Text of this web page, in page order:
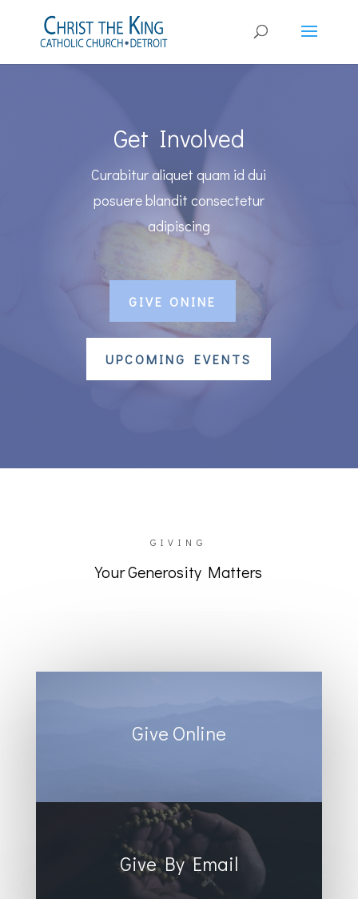
Get Involved
Curabitur aliquet quam id dui
posuere blandit consectetur
adipiscing
GIVE ONINE
UPCOMING EVENTS
GIVING
Your Generosity Matters
Give Online
Give By Email